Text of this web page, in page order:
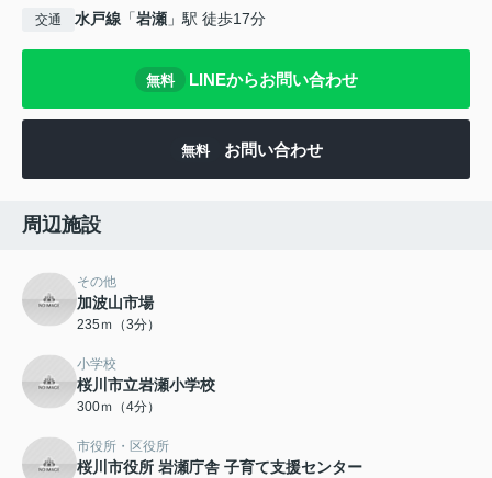
交通 水戸線 「岩瀬 」駅 徒歩17分
無料 LINEからお問い合わせ
無料 お問い合わせ
周辺施設
その他
加波山市場
235ｍ（3分）
小学校
桜川市立岩瀬小学校
300ｍ（4分）
市役所・区役所
桜川市役所 岩瀬庁舎 子育て支援センター